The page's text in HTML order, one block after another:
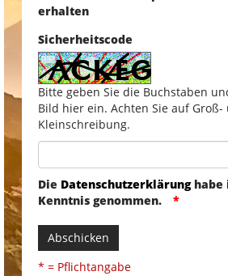
erhalten
Sicherheitscode
Bitte geben Sie die Buchstaben
Bild hier ein. Achten Sie auf Groß-
Kleinschreibung.
Die Datenschutzerklärunghabe
Kenntnis genommen.
Abschicken
* = Pflichtangabe